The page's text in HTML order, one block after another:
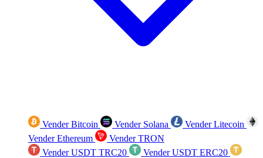
Vender Bitcoin Vender Solana
Vender Litecoin
Vender Ethereum
Vender TRON
Vender USDT TRC20
Vender USDT ERC20